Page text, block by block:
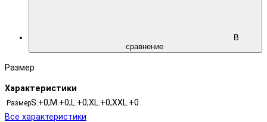
В
сравнение
Размер
Характеристики
РазмерS:+0;M:+0;L:+0;XL:+0;XXL:+0
Все характеристики